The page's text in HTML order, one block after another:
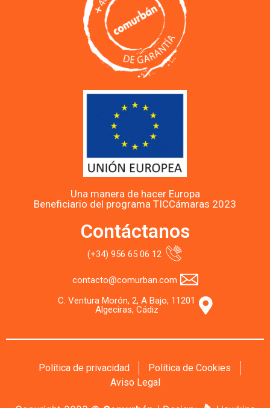
Una manera de hacer Europa
Beneficiario del programa TICCámaras 2023
Contáctanos
(+34) 956 65 06 12
contacto@comurban.com
C. Ventura Morón, 2, A Bajo, 11201
Algeciras, Cádiz
Política de privacidad
Política de Cookies
Aviso Legal